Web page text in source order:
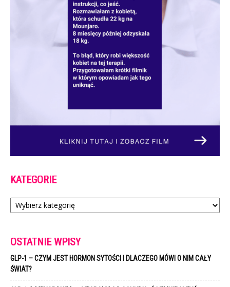
KATEGORIE
Kategorie
OSTATNIE WPISY
GLP-1 – CZYM JEST HORMON SYTOŚCI I DLACZEGO MÓWI O NIM CAŁY
ŚWIAT?